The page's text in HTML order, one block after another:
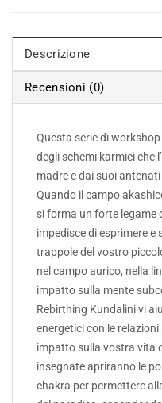
Descrizione
Recensioni (0)
Questa serie di
degli schemi karmici che
madre e dai suoi
Quando il campo
si forma un forte legame
impedisce di esprimere
trappole del vostro
nel campo aurico, nella
impatto sulla mente
Rebirthing Kundalini vi
energetici con le
impatto sulla vostra vita
insegnate apriranno le
chakra per permettere